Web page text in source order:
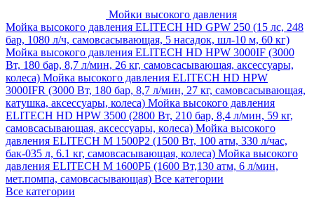
Мойки высокого давления
Мойка высокого давления ELITECH HD GPW 250 (15 лс, 248
бар, 1080 л/ч, самовсасывающая, 5 насадок, шл-10 м, 60 кг)
Мойка высокого давления ELITECH HD HPW 3000IF (3000
Вт, 180 бар, 8,7 л/мин, 26 кг, самовсасывающая, аксессуары,
колеса) Мойка высокого давления ELITECH HD HPW
3000IFR (3000 Вт, 180 бар, 8,7 л/мин, 27 кг, самовсасывающая,
катушка, аксессуары, колеса) Мойка высокого давления
ELITECH HD HPW 3500 (2800 Вт, 210 бар, 8,4 л/мин, 59 кг,
самовсасывающая, аксессуары, колеса) Мойка высокого
давления ELITECH M 1500P2 (1500 Вт, 100 атм, 330 л/час,
бак-035 л, 6.1 кг, самовсасывающая, колеса) Мойка высокого
давления ELITECH М 1600РБ (1600 Вт,130 атм, 6 л/мин,
мет.помпа, самовсасывающая) Все категории
Все категории